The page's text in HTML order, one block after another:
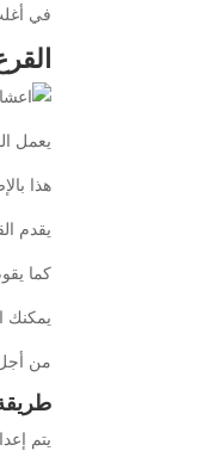
في
يعمل
هذا
يقدم
كما
يمكنك
من أجل
يتم